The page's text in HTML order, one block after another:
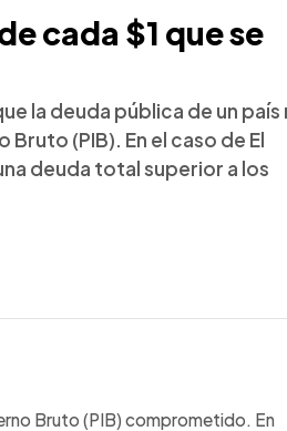
cada $1 que se
la deuda pública de un país
(PIB). En el caso de El
deuda total superior a los
Bruto (PIB) comprometido. En